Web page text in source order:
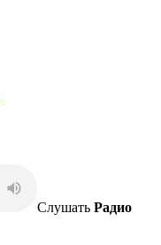
Слушать Радио